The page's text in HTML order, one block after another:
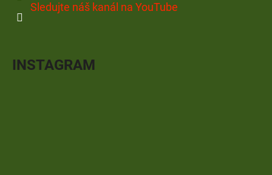
Sledujte náš kanál na YouTube
INSTAGRAM